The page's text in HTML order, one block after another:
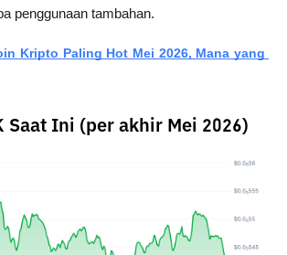
penggunaan tambahan.
Kripto Paling Hot Mei 2026, Mana yang
Saat Ini (per akhir Mei 2026)